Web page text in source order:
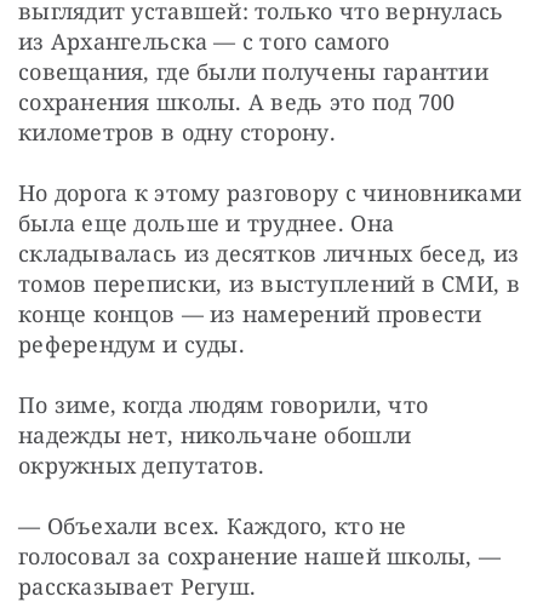
выглядит уставшей: только что вернулась
из Архангельска — с того самого
совещания, где были получены гарантии
сохранения школы. А ведь это под 700
километров в одну сторону.
Но дорога к этому разговору с чиновниками
была еще дольше и труднее. Она
складывалась из десятков личных бесед, из
томов переписки, из выступлений в СМИ, в
конце концов — из намерений провести
референдум и суды.
По зиме, когда людям говорили, что
надежды нет, никольчане обошли
окружных депутатов.
— Объехали всех. Каждого, кто не
голосовал за сохранение нашей школы, —
рассказывает Регуш.